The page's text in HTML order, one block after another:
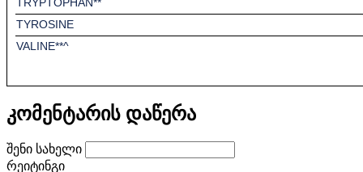
TYROSINE
VALINE**^
კომენტარის დაწერა
შენი სახელი
რეიტინგი